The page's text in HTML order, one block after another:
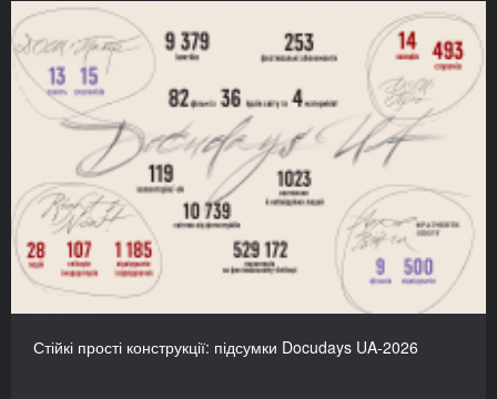
Стійкі прості конструкції: підсумки Docudays UA-2026